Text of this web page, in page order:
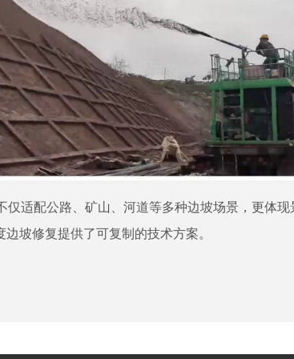
仅适配公路、矿山、河道等多种边坡场景，更体
坡修复提供了可复制的技术方案。